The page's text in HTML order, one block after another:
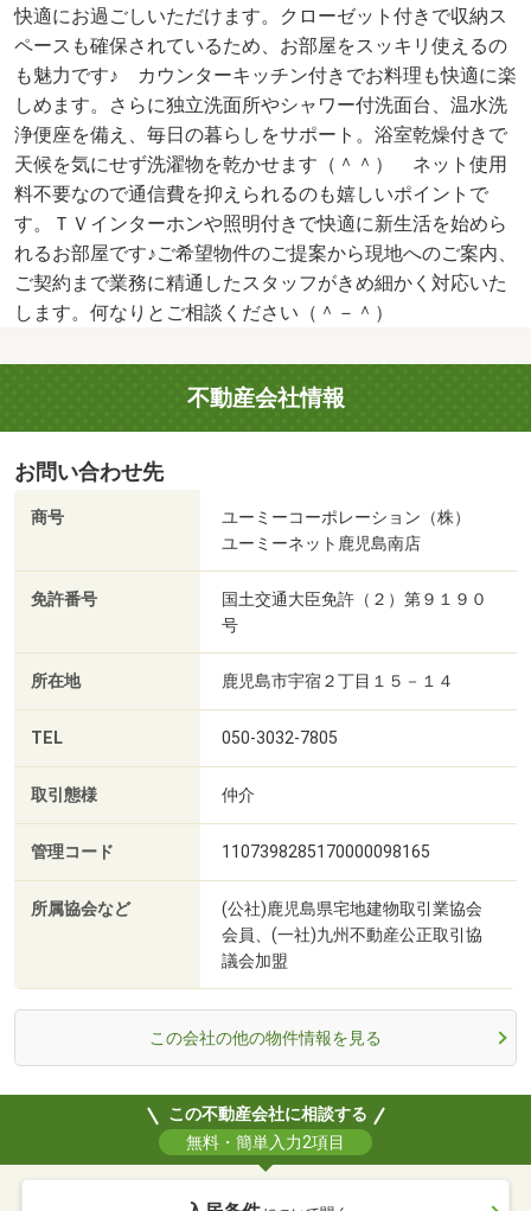
快適にお過ごしいただけます。クローゼット付きで収納ス
ペースも確保されているため、お部屋をスッキリ使えるの
も魅力です♪ カウンターキッチン付きでお料理も快適に楽
しめます。さらに独立洗面所やシャワー付洗面台、温水洗
浄便座を備え、毎日の暮らしをサポート。浴室乾燥付きで
天候を気にせず洗濯物を乾かせます（＾＾） ネット使用
料不要なので通信費を抑えられるのも嬉しいポイントで
す。ＴＶインターホンや照明付きで快適に新生活を始めら
れるお部屋です♪ご希望物件のご提案から現地へのご案内、
ご契約まで業務に精通したスタッフがきめ細かく対応いた
します。何なりとご相談ください（＾－＾）
不動産会社情報
お問い合わせ先
商号
ユーミーコーポレーション（株）
ユーミーネット鹿児島南店
免許番号
国土交通大臣免許（２）第９１９０
号
所在地 鹿児島市宇宿２丁目１５－１４
TEL 050-3032-7805
取引態様 仲介
管理コード 1107398285170000098165
所属協会など
(公社)鹿児島県宅地建物取引業協会
会員、(一社)九州不動産公正取引協
議会加盟
この会社の他の物件情報を見る
この不動産会社に相談する
無料・簡単入力2項目